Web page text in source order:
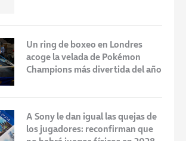
Un ring de boxeo en Londres
acoge la velada de Pokémon
Champions más divertida del año
A Sony le dan igual las quejas de
los jugadores: reconfirman que